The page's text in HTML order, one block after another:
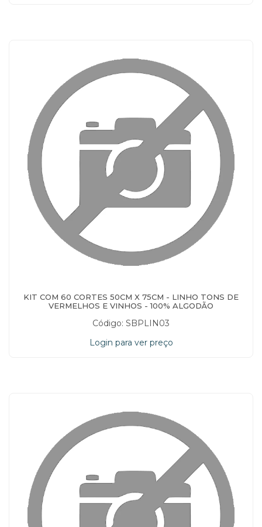
KIT COM 60 CORTES 50CM X 75CM - LINHO TONS DE
VERMELHOS E VINHOS - 100% ALGODÃO
Código: SBPLIN03
Login para ver preço